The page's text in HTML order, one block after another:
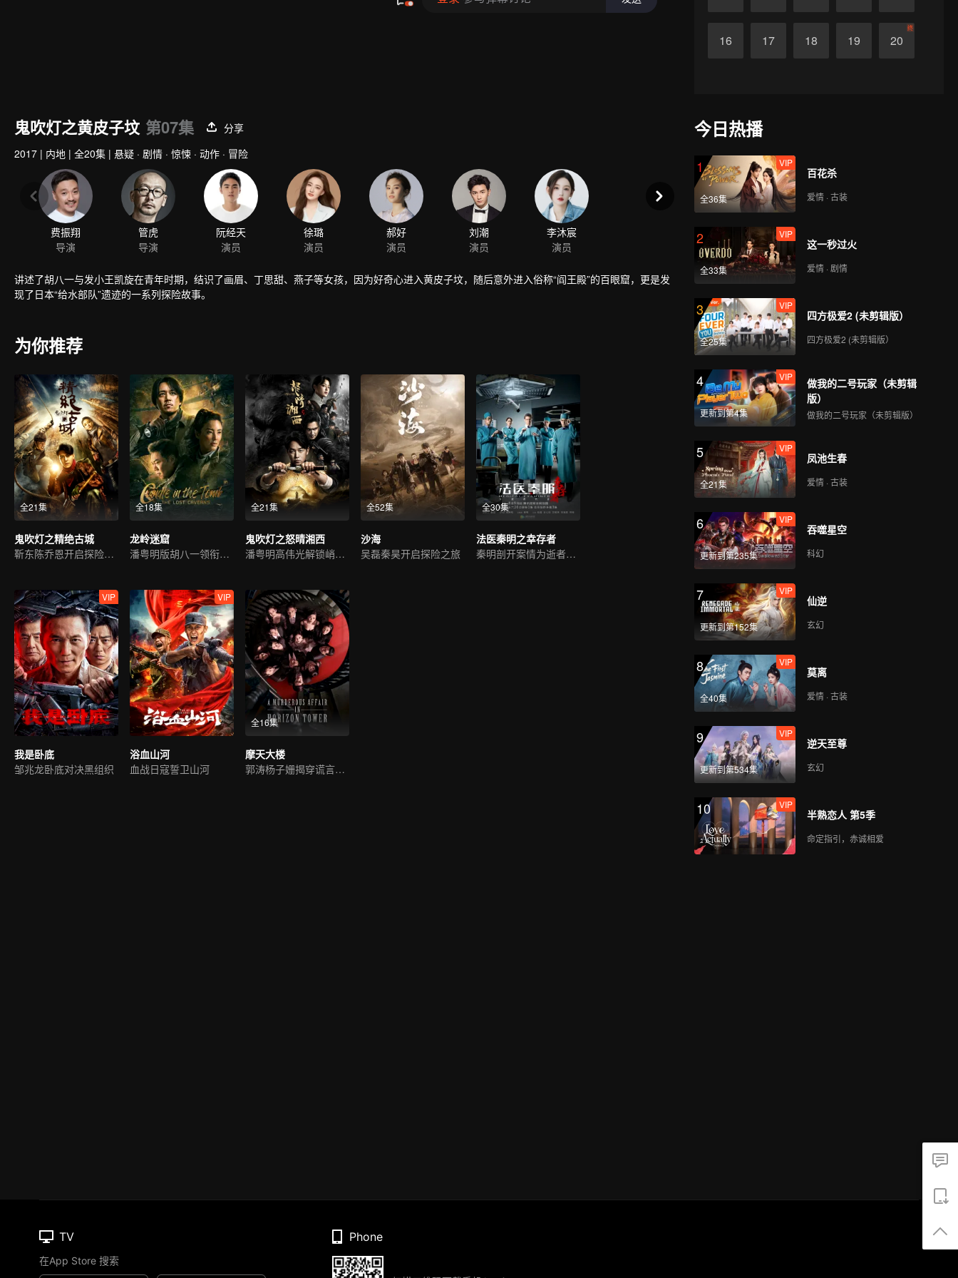
16 17 18 19 20
终
鬼吹灯之黄皮子坟 第07集
分享
2017 | 内地 | 全20集 | 悬疑 · 剧情 · 惊悚 · 动作 · 冒险
费振翔
导演
管虎
导演
阮经天
演员
徐璐
演员
郝好
演员
刘潮
演员
李沐宸
演员
讲述了胡八一与发小王凯旋在青年时期，结识了画眉、丁思甜、燕子等女孩，因为好奇心进入黄皮子坟，随后意外进入俗称“阎王殿”的百眼窟，更是发
现了日本“给水部队”遗迹的一系列探险故事。
为你推荐
全21集
鬼吹灯之精绝古城
靳东陈乔恩开启探险之旅
全18集
龙岭迷窟
潘粤明版胡八一领衔新冒险
全21集
鬼吹灯之怒晴湘西
潘粤明高伟光解锁峭壁悬棺
全52集
沙海
吴磊秦昊开启探险之旅
全30集
法医秦明之幸存者
秦明剖开案情为逝者代言
VIP
我是卧底
邹兆龙卧底对决黑组织
VIP
浴血山河
血战日寇誓卫山河
全16集
摩天大楼
郭涛杨子姗揭穿谎言罗生门
今日热播
1
全36集
VIP
百花杀
爱情 · 古装
2
全33集
VIP
这一秒过火
爱情 · 剧情
3
全25集
VIP
四方极爱2 (未剪辑版）
四方极爱2 (未剪辑版）
4
更新到第4集
VIP
做我的二号玩家（未剪辑
版）
做我的二号玩家（未剪辑版）
5
全21集
VIP
凤池生春
爱情 · 古装
6
更新到第235集
VIP
吞噬星空
科幻
7
更新到第152集
VIP
仙逆
玄幻
8
全40集
VIP
莫离
爱情 · 古装
9
更新到第534集
VIP
逆天至尊
玄幻
10 VIP
半熟恋人 第5季
命定指引，赤诚相爱
TV
在App Store 搜索
Phone